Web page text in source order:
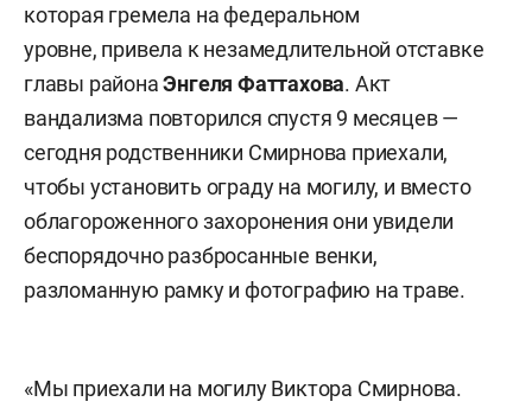
которая гремела на федеральном
уровне, привела к незамедлительной отставке
главы районаЭнгеля Фаттахова. Акт
вандализма повторился спустя 9 месяцев —
сегодня родственники Смирнова приехали,
чтобы установить ограду на могилу, и вместо
облагороженного захоронения они увидели
беспорядочно разбросанные венки,
разломанную рамку и фотографию на траве.
«Мы приехали на могилу Виктора Смирнова.